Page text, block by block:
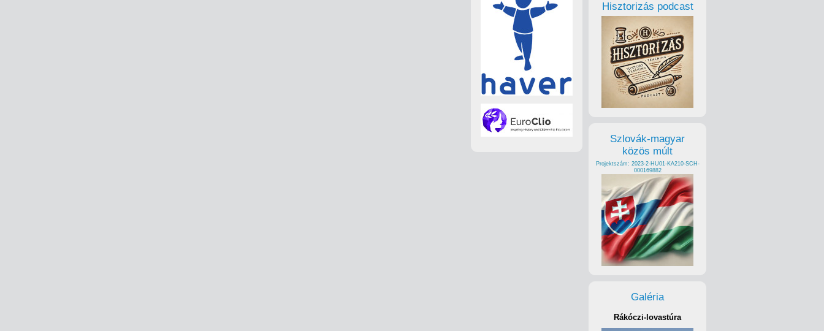
Hisztorizás podcast
Szlovák-magyar
közös múlt
Projektszám: 2023-2-HU01-KA210-SCH-
000169882
Galéria
Rákóczi-lovastúra